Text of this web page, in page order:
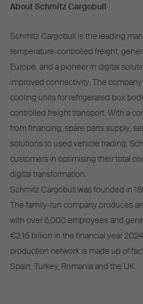
About Schmitz Cargobull
Schmitz Cargobull is the leading
temperature-controlled freight,
Europe, and a pioneer in digital
improved connectivity. The
cooling units for refrigerated box
controlled freight transport. With a
from financing, spare parts supply,
solutions to used vehicle trading,
customers in optimising their total
digital transformation.
Schmitz Cargobull was founded in
The family-run company produces
with over 6,000 employees and
€2.16 billion in the financial year
production network is made up of
Spain, Turkey, Romania and the UK.